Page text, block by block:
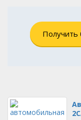
Получить